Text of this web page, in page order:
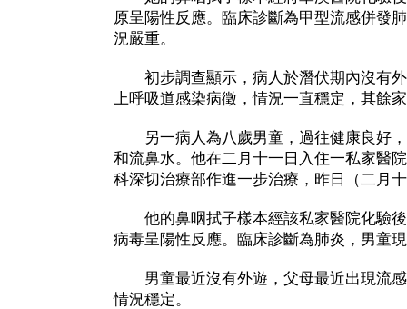
原呈陽性反應。臨床診斷為甲型流感併發
況嚴重。
初步調查顯示，病人於潛伏期內沒有外
上呼吸道感染病徵，情況一直穩定，其餘
另一病人為八歲男童，過往健康良好，
和流鼻水。他在二月十一日入住一私家醫
科深切治療部作進一步治療，昨日（二月
他的鼻咽拭子樣本經該私家醫院化驗後
病毒呈陽性反應。臨床診斷為肺炎，男童
男童最近沒有外遊，父母最近出現流感
情況穩定。